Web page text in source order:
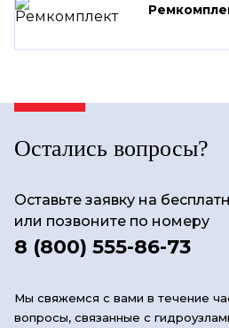
Остались вопросы?
Оставьте заявку на
или позвоните по номеру
8 (800) 555-86-73
Мы свяжемся с вами в течение
вопросы, связанные с